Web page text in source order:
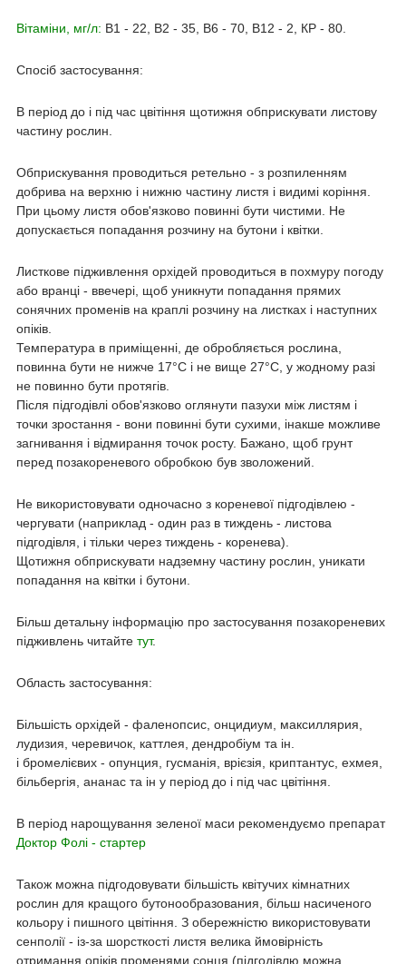
Вітаміни, мг/л: В1 - 22, В2 - 35, В6 - 70, В12 - 2, КР - 80.
Спосіб застосування:
В період до і під час цвітіння щотижня обприскувати листову
частину рослин.
Обприскування проводиться ретельно - з розпиленням
добрива на верхню і нижню частину листя і видимі коріння.
При цьому листя обов'язково повинні бути чистими. Не
допускається попадання розчину на бутони і квітки.
Листкове підживлення орхідей проводиться в похмуру погоду
або вранці - ввечері, щоб уникнути попадання прямих
сонячних променів на краплі розчину на листках і наступних
опіків.
Температура в приміщенні, де обробляється рослина,
повинна бути не нижче 17°С і не вище 27°С, у жодному разі
не повинно бути протягів.
Після підгодівлі обов'язково оглянути пазухи між листям і
точки зростання - вони повинні бути сухими, інакше можливе
загнивання і відмирання точок росту. Бажано, щоб грунт
перед позакореневого обробкою був зволожений.
Не використовувати одночасно з кореневої підгодівлею -
чергувати (наприклад - один раз в тиждень - листова
підгодівля, і тільки через тиждень - коренева).
Щотижня обприскувати надземну частину рослин, уникати
попадання на квітки і бутони.
Більш детальну інформацію про застосування позакореневих
підживлень читайте тут.
Область застосування:
Більшість орхідей - фаленопсис, онцидиум, максиллярия,
лудизия, черевичок, каттлея, дендробіум та ін.
і бромелієвих - опунция, гусманія, врієзія, криптантус, ехмея,
більбергія, ананас та ін у період до і під час цвітіння.
В період нарощування зеленої маси рекомендуємо препарат
Доктор Фолі - стартер
Також можна підгодовувати більшість квітучих кімнатних
рослин для кращого бутонообразования, більш насиченого
кольору і пишного цвітіння. З обережністю використовувати
сенполії - із-за шорсткості листя велика ймовірність
отримання опіків променями сонця (підгодівлю можна